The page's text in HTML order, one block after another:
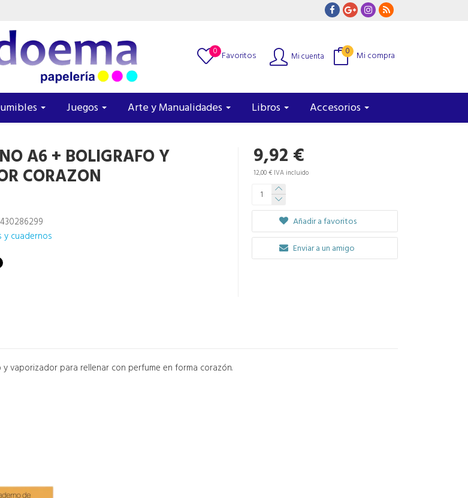
Favoritos
0 Mi cuenta Mi compra
0
Juegos Arte y Manualidades Libros Accesorios
A6 + BOLIGRAFO Y
CORAZON
y cuadernos
9,92 €
12,00 € IVA incluido
Añadir a favoritos
Enviar a un amigo
vaporizador para rellenar con perfume en forma corazón.